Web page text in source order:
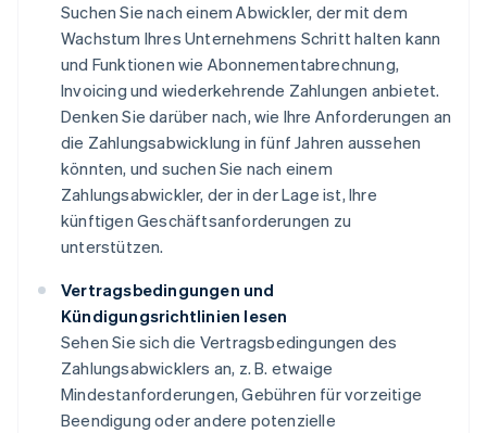
Suchen Sie nach einem Abwickler, der mit dem
Wachstum Ihres Unternehmens Schritt halten kann
und Funktionen wie Abonnementabrechnung,
Invoicing und wiederkehrende Zahlungen anbietet.
Denken Sie darüber nach, wie Ihre Anforderungen an
die Zahlungsabwicklung in fünf Jahren aussehen
könnten, und suchen Sie nach einem
Zahlungsabwickler, der in der Lage ist, Ihre
künftigen Geschäftsanforderungen zu
unterstützen.
Vertragsbedingungen und
Kündigungsrichtlinien lesen
Sehen Sie sich die Vertragsbedingungen des
Zahlungsabwicklers an, z. B. etwaige
Mindestanforderungen, Gebühren für vorzeitige
Beendigung oder andere potenzielle